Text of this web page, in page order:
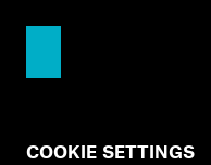
COOKIE SETTINGS